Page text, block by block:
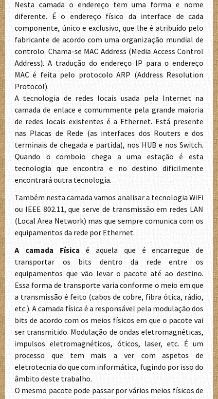
Nesta camada o endereço tem uma forma e nome
diferente. É o endereço físico da interface de cada
componente, único e exclusivo, que lhe é atribuído pelo
fabricante de acordo com uma organização mundial de
controlo. Chama-se MAC Address (Media Access Control
Address). A tradução do endereço IP para o endereço
MAC é feita pelo protocolo ARP (Address Resolution
Protocol).
A tecnologia de redes locais usada pela Internet na
camada de enlace e comummente pela grande maioria
de redes locais existentes é a Ethernet. Está presente
nas Placas de Rede (as interfaces dos Routers e dos
terminais de chegada e partida), nos HUB e nos Switch.
Quando o comboio chega a uma estação é esta
tecnologia que encontra e no destino dificilmente
encontrará outra tecnologia.
Também nesta camada vamos analisar a tecnologia WiFi
ou IEEE 802.11, que serve de transmissão em redes LAN
(Local Area Network) mas que sempre comunica com os
equipamentos da rede por Ethernet.
A camada Física é aquela que é encarregue de
transportar os bits dentro da rede entre os
equipamentos que vão levar o pacote até ao destino.
Essa forma de transporte varia conforme o meio em que
a transmissão é feito (cabos de cobre, fibra ótica, rádio,
etc.). A camada física é a responsável pela modulação dos
bits de acordo com os meios físicos em que o pacote vai
ser transmitido. Modulação de ondas eletromagnéticas,
impulsos eletromagnéticos, óticos, laser, etc. É um
processo que tem mais a ver com aspetos de
eletrotecnia do que com informática, fugindo por isso do
âmbito deste trabalho.
O mesmo pacote pode passar por vários meios físicos de